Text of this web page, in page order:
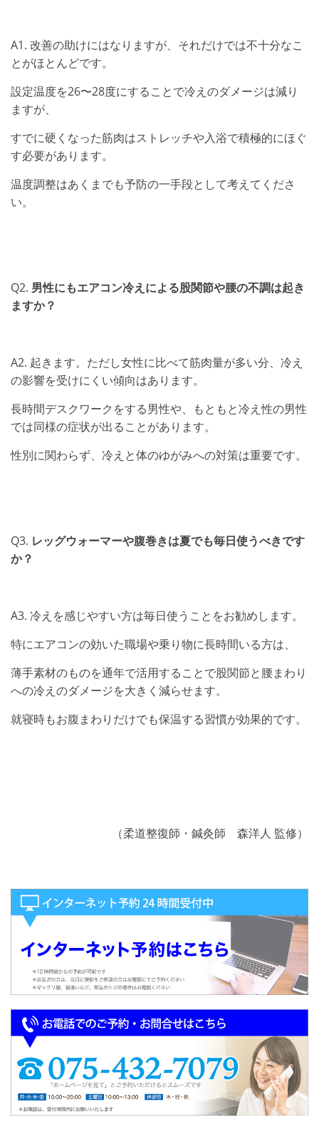
A1. 改善の助けにはなりますが、それだけでは不十分なこ
とがほとんどです。
設定温度を26〜28度にすることで冷えのダメージは減り
ますが、
すでに硬くなった筋肉はストレッチや入浴で積極的にほぐ
す必要があります。
温度調整はあくまでも予防の一手段として考えてくださ
い。
Q2. 男性にもエアコン冷えによる股関節や腰の不調は起き
ますか？
A2. 起きます。ただし女性に比べて筋肉量が多い分、冷え
の影響を受けにくい傾向はあります。
長時間デスクワークをする男性や、もともと冷え性の男性
では同様の症状が出ることがあります。
性別に関わらず、冷えと体のゆがみへの対策は重要です。
Q3. レッグウォーマーや腹巻きは夏でも毎日使うべきです
か？
A3. 冷えを感じやすい方は毎日使うことをお勧めします。
特にエアコンの効いた職場や乗り物に長時間いる方は、
薄手素材のものを通年で活用することで股関節と腰まわり
への冷えのダメージを大きく減らせます。
就寝時もお腹まわりだけでも保温する習慣が効果的です。
（柔道整復師・鍼灸師 森洋人 監修）